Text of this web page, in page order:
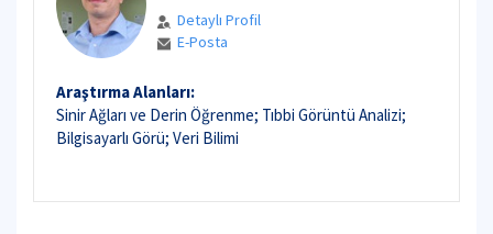
Detaylı Profil
E-Posta
Araştırma Alanları:
Sinir Ağları ve Derin Öğrenme; Tıbbi Görüntü Analizi;
Bilgisayarlı Görü; Veri Bilimi